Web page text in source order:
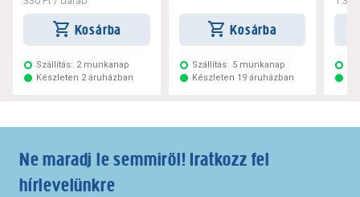
Kosárba
Szállítás: 2 munkanap
Készleten 2 áruházban
Kosárba
Szállítás: 5 munkanap
Készleten 19 áruházban
Ne maradj le semmiről! Iratkozz fel
hírlevelünkre